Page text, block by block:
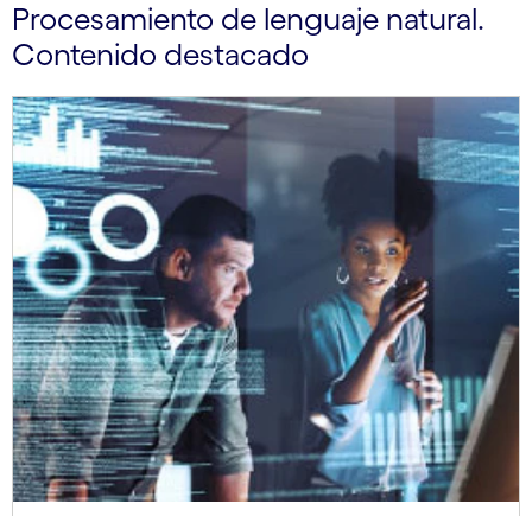
Procesamiento de lenguaje natural.
Contenido destacado